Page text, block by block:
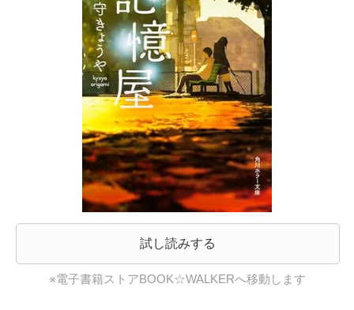
試し読みする
※電子書籍ストアBOOK☆WALKERへ移動します